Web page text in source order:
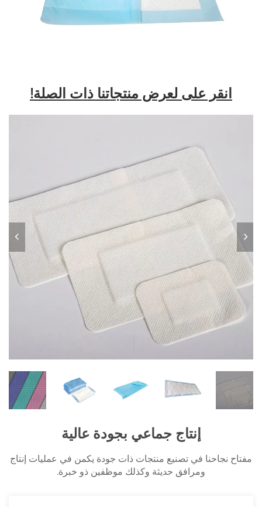
انقر على لعرض منتجاتنا ذات الصلة!
إنتاج جماعي بجودة عالية
مفتاح نجاحنا في تصنيع منتجات ذات جودة يكمن في عمليات إنتاج
ومرافق حديثة وكذلك موظفين ذو خبرة.